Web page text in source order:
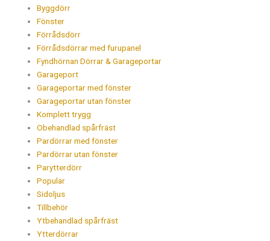
Byggdörr
Fönster
Förrådsdörr
Förrådsdörrar med furupanel
Fyndhörnan Dörrar & Garageportar
Garageport
Garageportar med fönster
Garageportar utan fönster
Komplett trygg
Obehandlad spårfräst
Pardörrar med fönster
Pardörrar utan fönster
Parytterdörr
Popular
Sidoljus
Tillbehör
Ytbehandlad spårfräst
Ytterdörrar